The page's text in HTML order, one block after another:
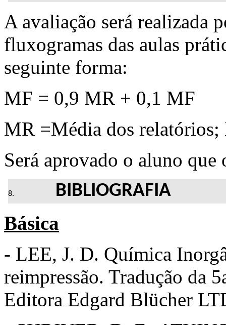
A avaliação será realizada
fluxogramas das aulas
seguinte forma:
MF = 0,9 MR + 0,1 MF
MR =Média dos
Será aprovado o aluno
BIBLIOGRAFIA
Básica
- LEE, J. D. Química
reimpressão. Tradução da
Editora Edgard Blücher